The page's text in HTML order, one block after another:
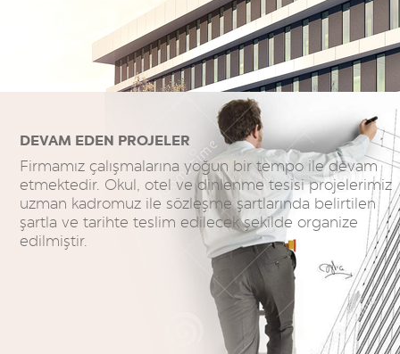
DEVAM EDEN PROJELER
Firmamız çalışmalarına yoğun bir tempo ile devam
etmektedir. Okul, otel ve dinlenme tesisi projelerimiz
uzman kadromuz ile sözleşme şartlarında belirtilen
şartla ve tarihte teslim edilecek şekilde organize
edilmiştir.